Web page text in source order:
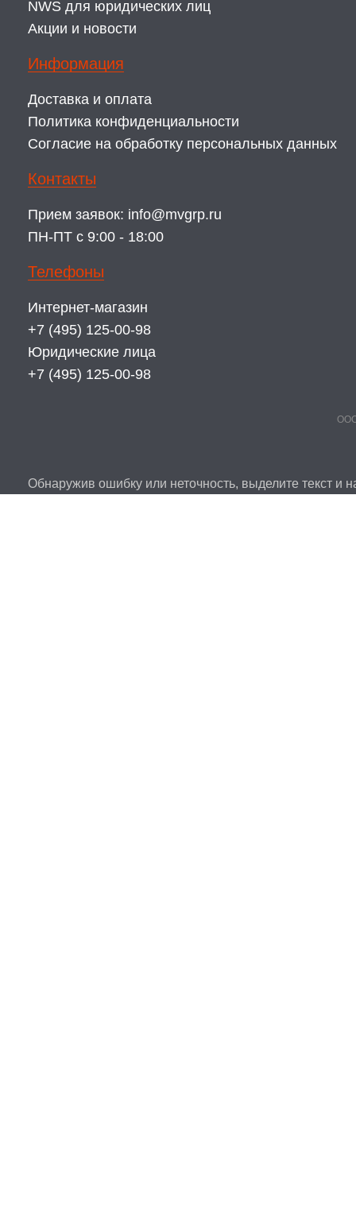
NWS для юридических лиц
Акции и новости
Информация
Доставка и оплата
Политика конфиденциальности
Согласие на обработку персональных данных
Контакты
Прием заявок: info@mvgrp.ru
ПН-ПТ с 9:00 - 18:00
Телефоны
Интернет-магазин
+7 (495) 125-00-98
Юридические лица
+7 (495) 125-00-98
ООО
Обнаружив ошибку или неточность, выделите текст и